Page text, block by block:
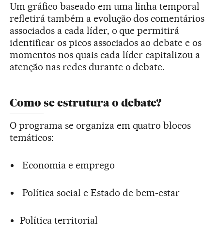
Um gráfico baseado em uma linha temporal
refletirá também a evolução dos comentários
associados a cada líder, o que permitirá
identificar os picos associados ao debate e os
momentos nos quais cada líder capitalizou a
atenção nas redes durante o debate.
Como se estrutura o debate?
O programa se organiza em quatro blocos
temáticos:
Economia e emprego
Política social e Estado de bem-estar
Política territorial